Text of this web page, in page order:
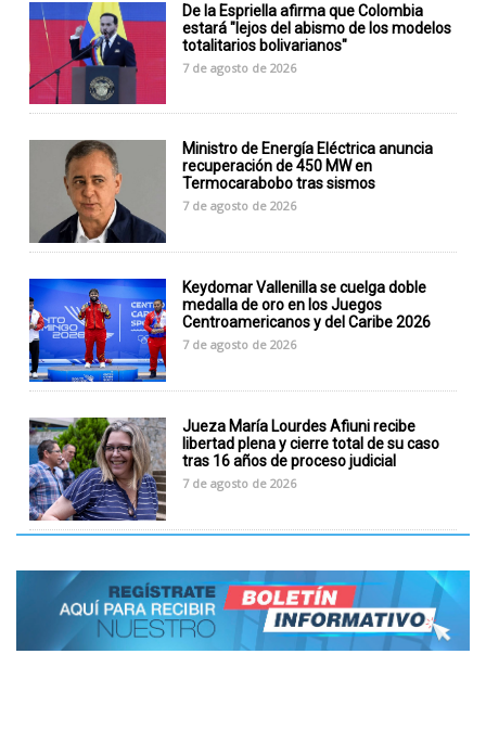
De la Espriella afirma que Colombia
estará "lejos del abismo de los modelos
totalitarios bolivarianos"
7 de agosto de 2026
Ministro de Energía Eléctrica anuncia
recuperación de 450 MW en
Termocarabobo tras sismos
7 de agosto de 2026
Keydomar Vallenilla se cuelga doble
medalla de oro en los Juegos
Centroamericanos y del Caribe 2026
7 de agosto de 2026
Jueza María Lourdes Afiuni recibe
libertad plena y cierre total de su caso
tras 16 años de proceso judicial
7 de agosto de 2026